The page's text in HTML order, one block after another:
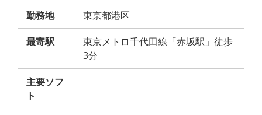
勤務地 東京都港区
最寄駅
東京メトロ千代田線「赤坂駅」徒歩
3分
主要ソフ
ト